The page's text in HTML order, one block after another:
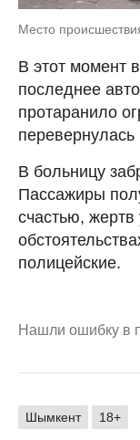
Место
В этот момент
последнее
протаранило
В больницу
Пассажиры
счастью, жертв
полицейские.
Нашли ошибку в
Шымкент 18+